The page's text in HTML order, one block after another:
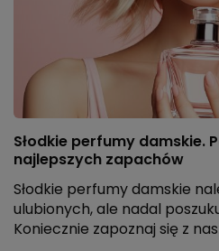
Słodkie perfumy damskie.
najlepszych zapachów
Słodkie perfumy damskie
ulubionych, ale nadal
Koniecznie zapoznaj się z